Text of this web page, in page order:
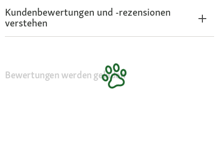
Kundenbewertungen und -rezensionen
verstehen
Bewertungen werden geladen